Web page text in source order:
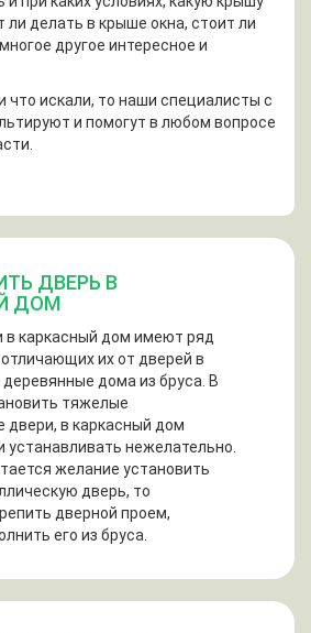
ли делать в крыше окна, стоит ли
другое интересное и
что искали, то наши специалисты с
и помогут в любом вопросе
ДВЕРЬ В
ДОМ
в каркасный дом имеют ряд
их от дверей в
дома из бруса. В
тяжелые
двери, в каркасный дом
нежелательно.
желание установить
дверь, то
дверной проем,
его из бруса.